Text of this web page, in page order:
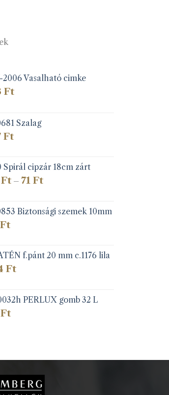
2006 Vasalható cimke
Ft
Szalag
Ft
Spirál cipzár 18cm zárt
Ft – 71FtÁrtartomány:
71 Ft
Biztonsági szemek 10mm
Ft
f.pánt 20 mm c.1176 lila
Ft
PERLUX gomb 32 L
Ft